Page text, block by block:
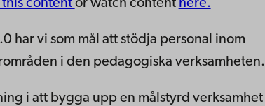
this content or watch content here.
har vi som mål att stödja personal inom
i den pedagogiska verksamheten.
i att bygga upp en målstyrd verksamhet